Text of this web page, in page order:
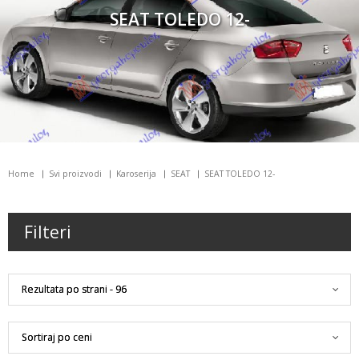
SEAT TOLEDO 12-
Home Svi proizvodi Karoserija SEAT SEAT TOLEDO 12-
Filteri